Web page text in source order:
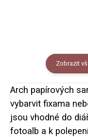
Zobrazit
Arch papírových
vybarvit fixama
jsou vhodné do
fotoalb a k